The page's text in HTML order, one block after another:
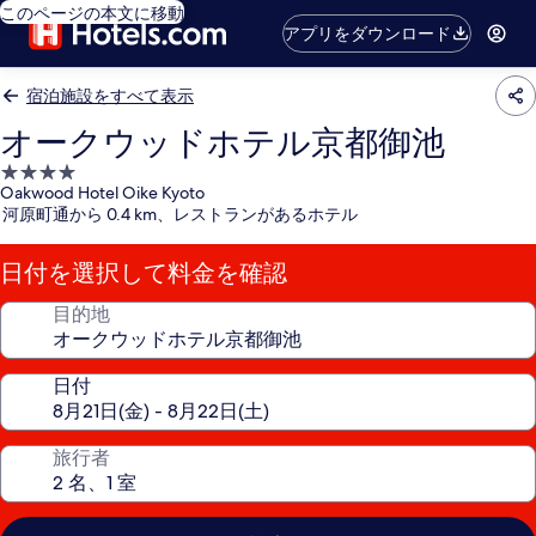
このページの本文に移動
アプリをダウンロード
宿泊施設をすべて表示
オークウッドホテル京都御池
4.0
つ
星
宿
泊
施
Oakwood Hotel Oike Kyoto
河原町通から 0.4 km、レストランがあるホテル
日付を選択して料金を確認
目的地
日付
旅行者